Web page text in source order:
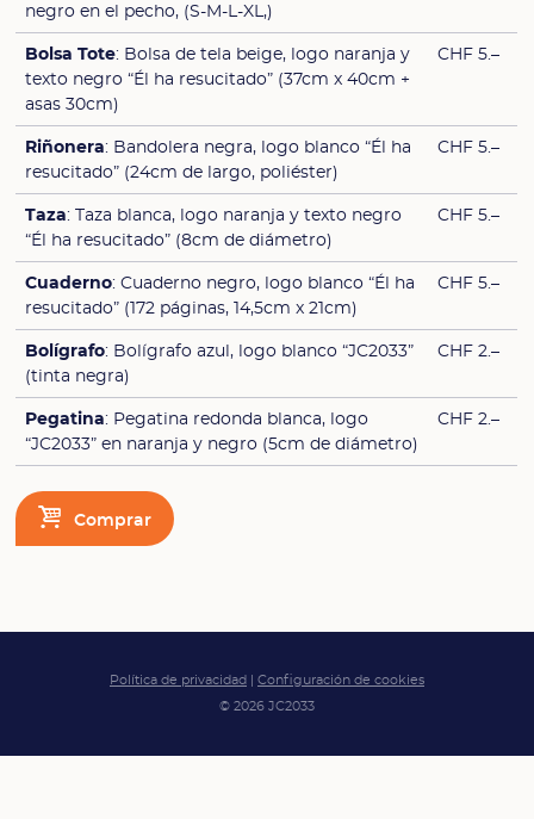
negro en el pecho, (S-M-L-XL,)
Bolsa Tote: Bolsa de tela beige, logo naranja y
texto negro “Él ha resucitado” (37cm x 40cm +
asas 30cm)
CHF 5.–
Riñonera: Bandolera negra, logo blanco “Él ha
resucitado” (24cm de largo, poliéster)
CHF 5.–
Taza: Taza blanca, logo naranja y texto negro
“Él ha resucitado” (8cm de diámetro)
CHF 5.–
Cuaderno: Cuaderno negro, logo blanco “Él ha
resucitado” (172 páginas, 14,5cm x 21cm)
CHF 5.–
Bolígrafo: Bolígrafo azul, logo blanco “JC2033”
(tinta negra)
CHF 2.–
Pegatina: Pegatina redonda blanca, logo
“JC2033” en naranja y negro (5cm de diámetro)
CHF 2.–
Comprar
Política de privacidad
Configuración de cookies
© 2026 JC2033